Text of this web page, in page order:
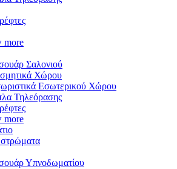
more
Σαλονιού
Χώρου
Εσωτερικού Χώρου
Τηλεόρασης
more
Υπνοδωματίου